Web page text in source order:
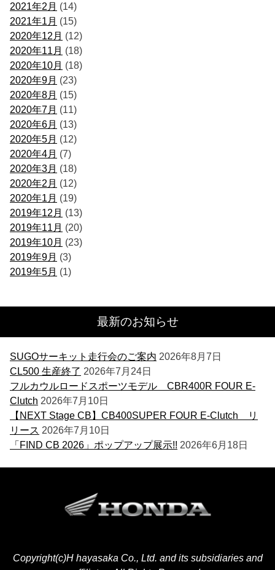
2021年2月 (14)
2021年1月 (15)
2020年12月 (12)
2020年11月 (18)
2020年10月 (18)
2020年9月 (23)
2020年8月 (15)
2020年7月 (11)
2020年6月 (13)
2020年5月 (12)
2020年4月 (7)
2020年3月 (18)
2020年2月 (12)
2020年1月 (19)
2019年12月 (13)
2019年11月 (20)
2019年10月 (23)
2019年9月 (3)
2019年5月 (1)
最新のお知らせ
SUGOサーキット走行会のご案内 2026年8月7日
CL500 生産終了 2026年7月24日
フルカウルロードスポーツモデル CBR400R FOUR E-
Clutch 2026年7月10日
【NEXT Stage CB】CB400SUPER FOUR E-Clutch リ
リース 2026年7月10日
「FIND CB 2026」ポップアップ展示!! 2026年6月18日
Copyright(c)H hayasaka Co., Ltd. and its subsidiaries and